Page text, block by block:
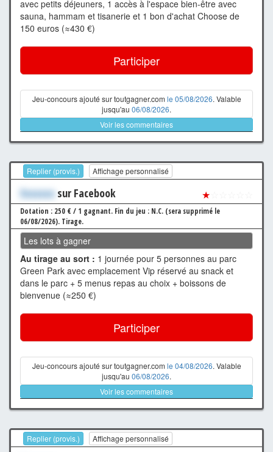
avec petits déjeuners, 1 accès à l'espace bien-être avec
sauna, hammam et tisanerie et 1 bon d'achat Choose de
150 euros (≈430 €)
Participer
Jeu-concours ajouté sur toutgagner.com le 05/08/2026. Valable
jusqu'au 06/08/2026.
Voir les commentaires
Replier (provis.) Affichage personnalisé
Xxxxxxx sur Facebook ★
Dotation : 250 € / 1 gagnant. Fin du jeu : N.C. (sera supprimé le
06/08/2026). Tirage.
Les lots à gagner
Au tirage au sort : 1 journée pour 5 personnes au parc
Green Park avec emplacement Vip réservé au snack et
dans le parc + 5 menus repas au choix + boissons de
bienvenue (≈250 €)
Participer
Jeu-concours ajouté sur toutgagner.com le 04/08/2026. Valable
jusqu'au 06/08/2026.
Voir les commentaires
Replier (provis.) Affichage personnalisé